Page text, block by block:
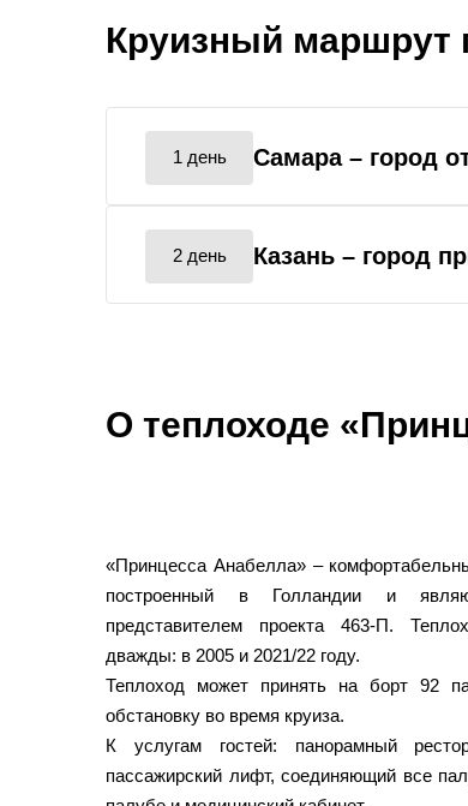
Круизный маршрут
1 день Самара – город
2 день Казань – город
О теплоходе
«Принцесса Анабелла» –
построенный в Голландии и
представителем проекта 463-П.
дважды: в 2005 и 2021/22 году.
Теплоход может принять на борт 92
обстановку во время круиза.
К услугам гостей: панорамный
пассажирский лифт, соединяющий все